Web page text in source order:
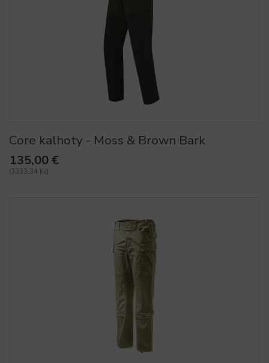
Core kalhoty - Moss & Brown Bark
135,00 €
(3333,34 Kč)